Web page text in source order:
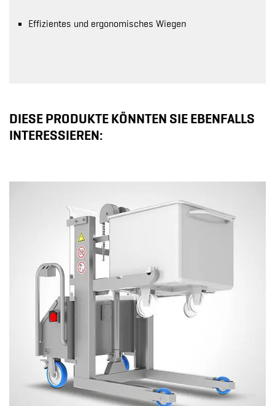
Effizientes und ergonomisches Wiegen
DIESE PRODUKTE KÖNNTEN SIE EBENFALLS
INTERESSIEREN: